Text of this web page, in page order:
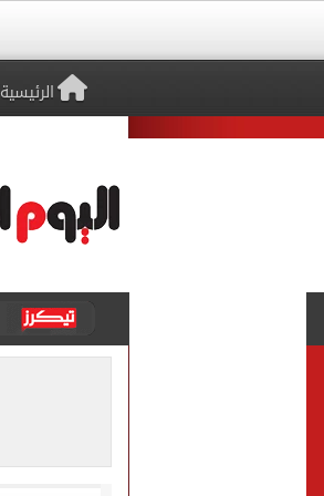
الرئيسية